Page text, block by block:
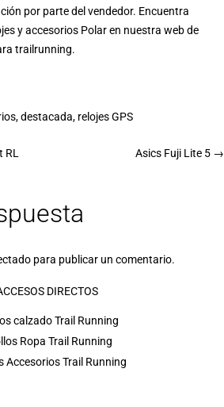
por parte del vendedor. Encuentra
y accesorios Polaren nuestra web de
trailrunning.
,destacada, relojes GPS
Asics Fuji Lite 5 →
para publicar un comentario.
DIRECTOS
calzado Trail Running
Ropa Trail Running
Accesorios Trail Running